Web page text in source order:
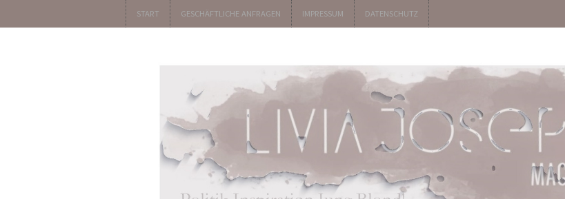
START GESCHÄFTLICHE ANFRAGEN IMPRESSUM DATENSCHUTZ